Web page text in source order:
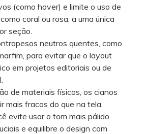
(como hover) e limite o uso de
coral ou rosa, a uma única
seção.
neutros quentes, como
para evitar que o layout
em projetos editoriais ou de
de materiais físicos, os cianos
mais fracos do que na tela,
evite usar o tom mais pálido
e equilibre o design com